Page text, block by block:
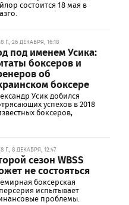
состоится 18 мая в
Г., 26 ДЕКАБРЯ, 16:18
под именем Усика:
боксеров и
об
боксере
Усик добился
успехов в 2018
боксеров,
Г., 8 ДЕКАБРЯ, 12:47
сезон WBSS
не состояться
боксерская
испытывает
проблемы.